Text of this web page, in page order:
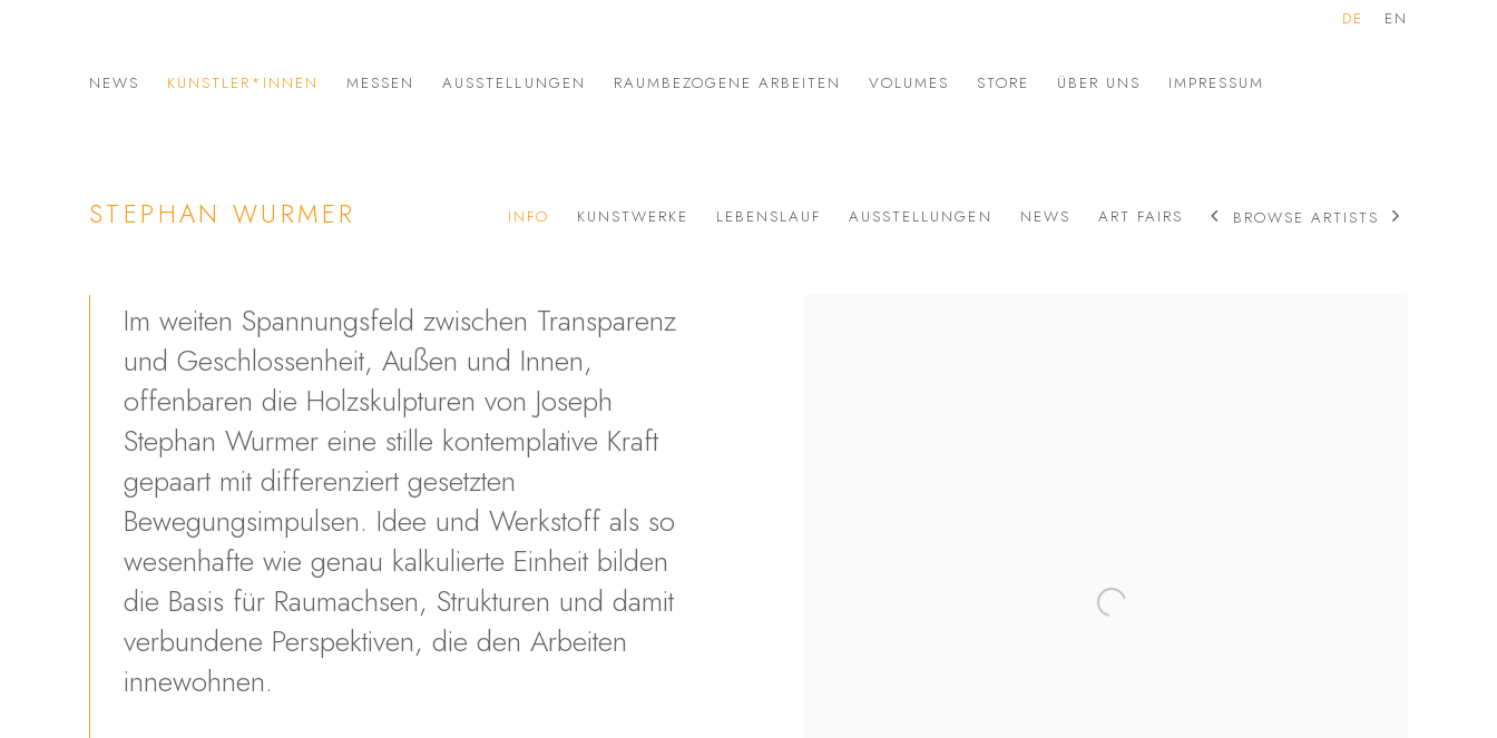
NEWS KÜNSTLER*INNEN MESSEN AUSSTELLUNGEN RAUMBEZOGENE ARBEITEN VOLUMES STORE ÜBER UNS IMPRESSUM
DE EN
STEPHAN WURMER INFO KUNSTWERKE LEBENSLAUF AUSSTELLUNGEN NEWS ART FAIRS BROWSE ARTISTS
Im weiten Spannungsfeld zwischen Transparenz
und Geschlossenheit, Außen und Innen,
offenbaren die Holzskulpturen von Joseph
Stephan Wurmer eine stille kontemplative Kraft
gepaart mit differenziert gesetzten
Bewegungsimpulsen. Idee und Werkstoff als so
wesenhafte wie genau kalkulierte Einheit bilden
die Basis für Raumachsen, Strukturen und damit
verbundene Perspektiven, die den Arbeiten
innewohnen.